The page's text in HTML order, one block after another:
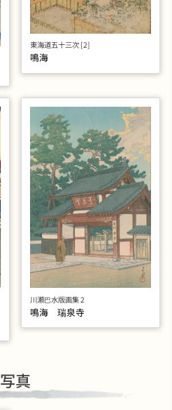
東海道五十三次 [2]
鳴海
川瀬巴水版画集 2
鳴海 瑞泉寺
写真